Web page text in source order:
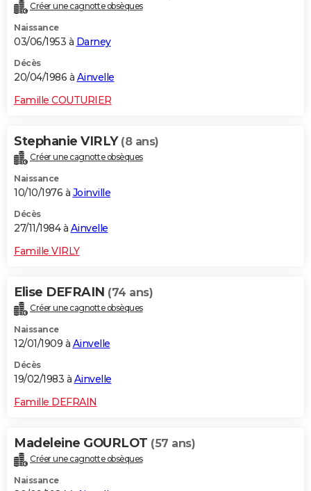
Créer une cagnotte obsèques
Naissance
03/06/1953 à Darney
Décès
20/04/1986 à Ainvelle
Famille COUTURIER
Stephanie VIRLY (8 ans)
Créer une cagnotte obsèques
Naissance
10/10/1976 à Joinville
Décès
27/11/1984 à Ainvelle
Famille VIRLY
Elise DEFRAIN (74 ans)
Créer une cagnotte obsèques
Naissance
12/01/1909 à Ainvelle
Décès
19/02/1983 à Ainvelle
Famille DEFRAIN
Madeleine GOURLOT (57 ans)
Créer une cagnotte obsèques
Naissance